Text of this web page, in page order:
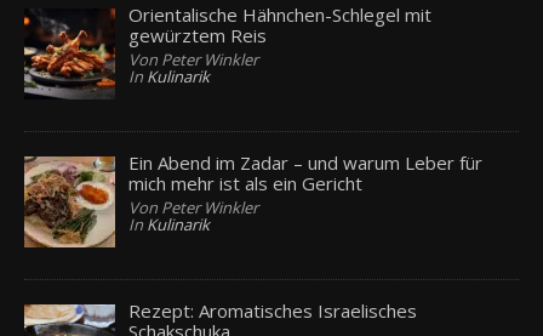
Orientalische Hähnchen-Schlegel mit
gewürztem Reis
Von Peter Winkler
In Kulinarik
Ein Abend im Zadar – und warum Leber für
mich mehr ist als ein Gericht
Von Peter Winkler
In Kulinarik
Rezept: Aromatisches Israelisches